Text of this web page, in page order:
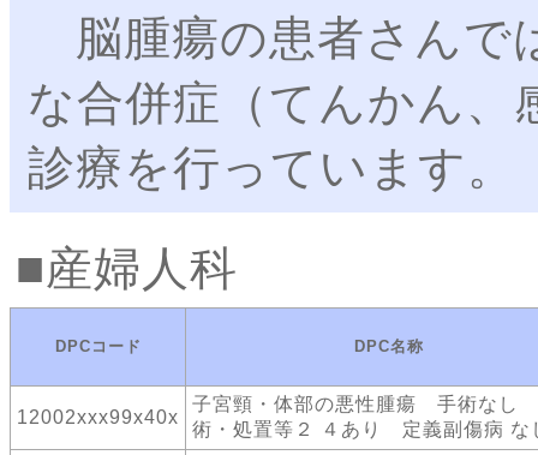
脳腫瘍の患者さんで
な合併症（てんかん、
診療を行っています。
産婦人科
DPCコード DPC名称
12002xxx99x40x
子宮頸・体部の悪性腫瘍 手術なし
術・処置等２ ４あり 定義副傷病 な